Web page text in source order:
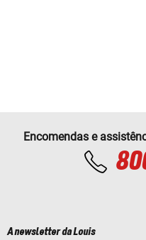
Encomendas e
A newsletter da Louis